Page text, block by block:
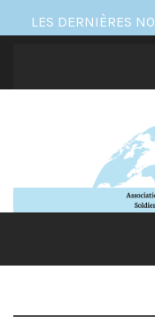
Skip
to
LES DERNIÈRES